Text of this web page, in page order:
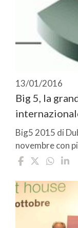
13/01/2016
Big 5, la
Big5 2015 di
novembre con